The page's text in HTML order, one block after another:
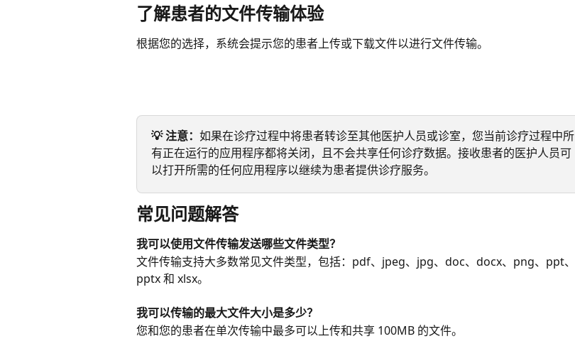
了解患者的文件传输体验
根据您的选择，系统会提示您的患者上传或下载文件以进行文件传输。
💡 注意： 如果在诊疗过程中将患者转诊至其他医护人员或诊室，您当前诊疗过程中所
有正在运行的应用程序都将关闭，且不会共享任何诊疗数据。接收患者的医护人员可
以打开所需的任何应用程序以继续为患者提供诊疗服务。
常见问题解答
我可以使用文件传输发送哪些文件类型？
文件传输支持大多数常见文件类型，包括：pdf、jpeg、jpg、doc、docx、png、ppt、
pptx 和 xlsx。
我可以传输的最大文件大小是多少？
您和您的患者在单次传输中最多可以上传和共享 100MB 的文件。